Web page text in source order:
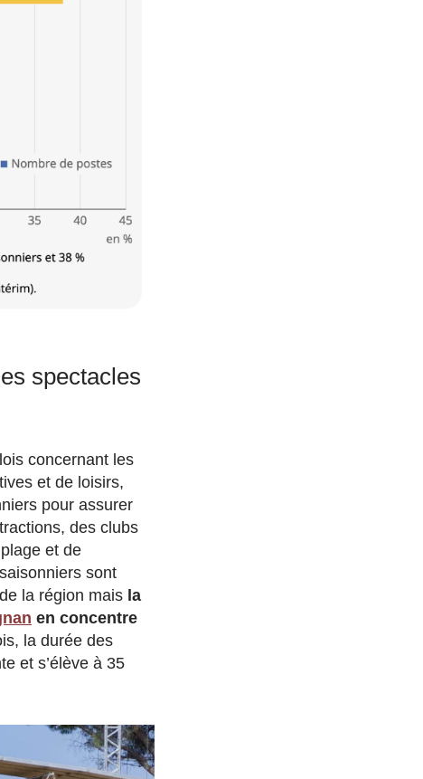
spectacles
concernant les
et de loisirs,
pour assurer
des clubs
et de
sont
la région mais la
en concentre
la durée des
et s’élève à 35